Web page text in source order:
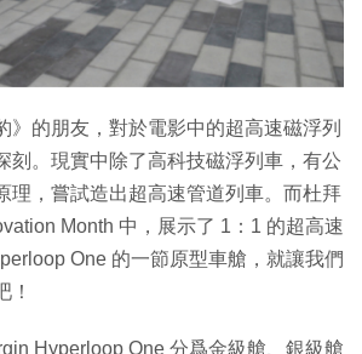
》的朋友，對於電影中的超高速磁浮列
刻。現實中除了高科技磁浮列車，有公
理，嘗試造出超高速管道列車。而杜拜
Month 中，展示了 1：1 的超高速
One 的一節原型車艙，就讓我們
！
Hyperloop One 分爲金級艙、銀級艙